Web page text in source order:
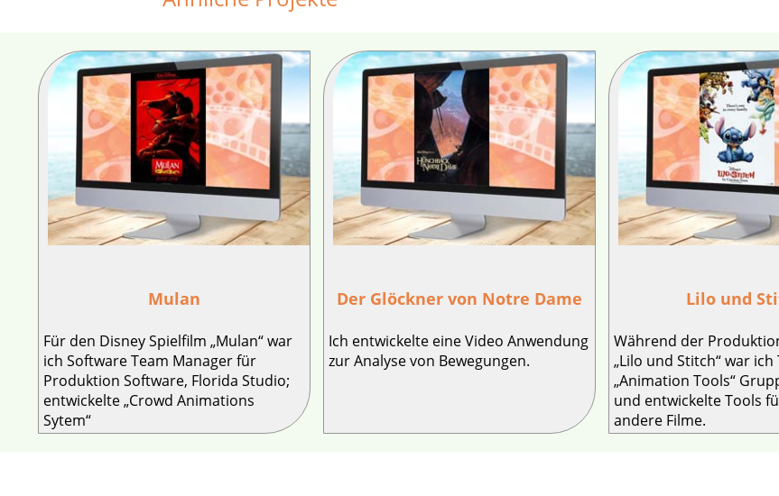
Mulan
Für den Disney Spielfilm „Mulan“ war
ich Software Team Manager für
Produktion Software, Florida Studio;
entwickelte „Crowd Animations
Sytem“
Der Glöckner von Notre Dame
Ich entwickelte eine Video Anwendung
zur Analyse von Bewegungen.
Lilo und
Während der
„Lilo und Stitch“ war ich
„Animation Tools“
und entwickelte Tools
andere Filme.